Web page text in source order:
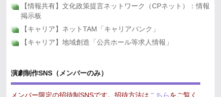
【情報共有】文化政策提言ネットワーク（CPネット）：情報
掲示板
【キャリア】ネットTAM「キャリアバンク」
【キャリア】地域創造「公共ホール等求人情報」
演劇制作SNS（メンバーのみ）
メンバー限定の招待制SNSです。招待方法は こちら をご覧く